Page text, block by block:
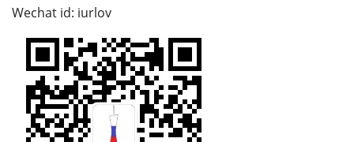
Wechat id: iurlov